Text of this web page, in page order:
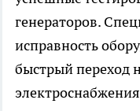
генераторов.
исправность
быстрый переход